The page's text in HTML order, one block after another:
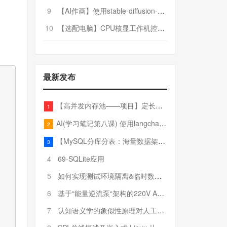
9
【AI作画】使用stable-diffusion-webui搭建AI作画平台
10
【选配电脑】CPU核显工作机控制预算5000
最新发布
1 【高并发内存池——项目】定长内存池——开胃小菜
2 AI(学习笔记第八课) 使用langchain的embedding models
3
【MySQL分库分表：海量数据架构的终极解决方案】
4
69-SQLite应用
5
如何实现测试环境隔离&临时数据库（pytest+SQLite）
6
基于“能量逆流泵“架构的220V AC至20V DC 300W高效电源设计
7
认知语义学的象似性原理对人工智能自然语言处理深层语义分析的影响与启示